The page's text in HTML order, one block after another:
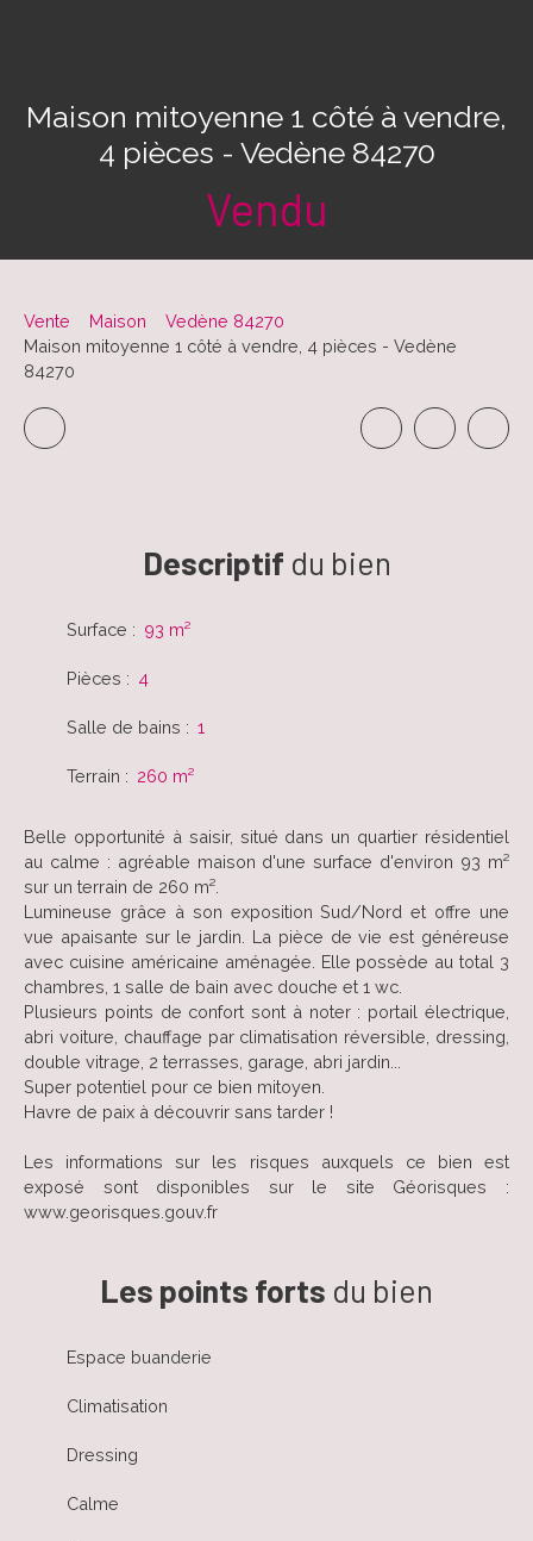
Maison mitoyenne 1 côté à vendre,
4 pièces - Vedène 84270
Vendu
Vente Maison
Vedène 84270
Maison mitoyenne 1 côté à vendre, 4 pièces - Vedène
84270
Descriptif du bien
Surface : 93 m²
Pièces : 4
Salle de bains : 1
Terrain : 260 m²
Belle opportunité à saisir, situé dans un quartier résidentiel
au calme : agréable maison d'une surface d'environ 93 m²
sur un terrain de 260 m².
Lumineuse grâce à son exposition Sud/Nord et offre une
vue apaisante sur le jardin. La pièce de vie est généreuse
avec cuisine américaine aménagée. Elle possède au total 3
chambres, 1 salle de bain avec douche et 1 wc.
Plusieurs points de confort sont à noter : portail électrique,
abri voiture, chauffage par climatisation réversible, dressing,
double vitrage, 2 terrasses, garage, abri jardin...
Super potentiel pour ce bien mitoyen.
Havre de paix à découvrir sans tarder !
Les informations sur les risques auxquels ce bien est
exposé sont disponibles sur le site Géorisques :
www.georisques.gouv.fr
Les points forts du bien
Espace buanderie
Climatisation
Dressing
Calme